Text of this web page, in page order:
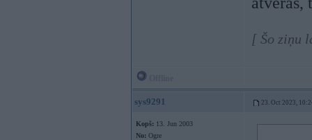
[ Šo ziņu
sys9291 23. Oct 2023,
Kopš: 13. Jun 2003
No: Ogre